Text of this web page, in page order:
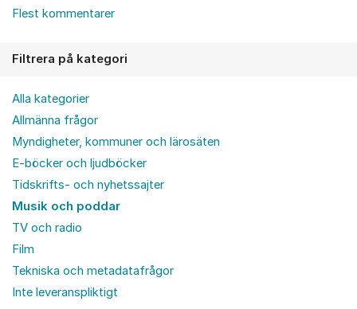
Flest kommentarer
Filtrera på kategori
Alla kategorier
Allmänna frågor
Myndigheter, kommuner och lärosäten
E-böcker och ljudböcker
Tidskrifts- och nyhetssajter
Musik och poddar
TV och radio
Film
Tekniska och metadatafrågor
Inte leveranspliktigt